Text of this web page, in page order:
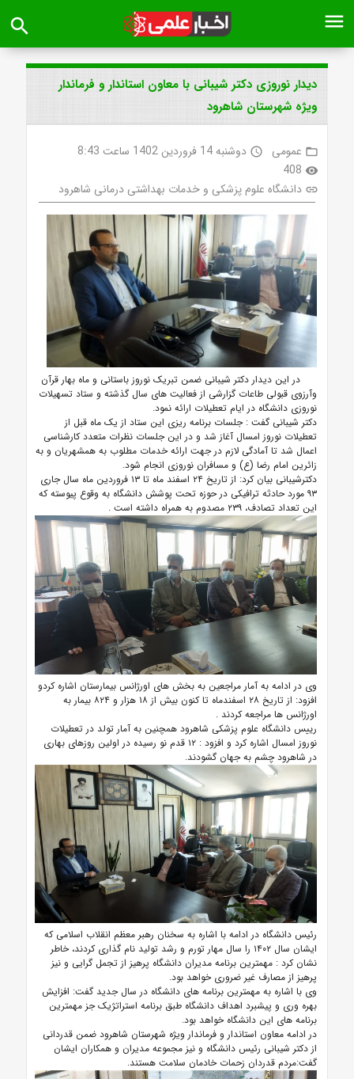
menu
search
دیدار نوروزی دکتر شیبانی با معاون استاندار و فرماندار
ویژه شهرستان شاهرود
folder_open عمومی access_time دوشنبه 14 فروردین 1402 ساعت 8:43
visibility
408
link دانشگاه علوم پزشکی و خدمات بهداشتی درمانی شاهرود
در این دیدار دکتر شیبانی ضمن تبریک نوروز باستانی و ماه بهار قرآن
وآرزوی قبولی طاعات گزارشی از فعالیت های سال گذشته و ستاد تسهیلات
نوروزی دانشگاه در ایام تعطیلات ارائه نمود.
دکتر شیبانی گفت : جلسات برنامه ریزی این ستاد از یک ماه قبل از
تعطیلات نوروز امسال آغاز شد و در این جلسات نظرات متعدد کارشناسی
اعمال شد تا آمادگی لازم در جهت ارائه خدمات مطلوب به همشهریان و به
زائرین امام رضا (ع) و مسافران نوروزی انجام شود.
دکترشیبانی بیان کرد: از تاریخ ۲۴ اسفند ماه تا
۱۳ فروردین ماه سال جاری
۹۳ مورد حادثه ترافیکی در حوزه تحت پوشش دانشگاه به وقوع پیوسته که
این تعداد تصادف، ۲۳۹ مصدوم به همراه داشته است .
وی در ادامه به آمار مراجعین به بخش های اورژانس بیمارستان اشاره کردو
افزود: از تاریخ ۲۸ اسفندماه تا کنون بیش از ۱۸ هزار و ۸۲۴ بیمار به
اورژانس ها مراجعه کردند .
رییس دانشگاه علوم پزشکی شاهرود همچنین به آمار تولد در تعطیلات
نوروز امسال اشاره کرد و افزود : ۱۲ قدم نو رسیده در اولین روزهای بهاری
در شاهرود چشم به جهان گشودند.
رئیس دانشگاه در ادامه با اشاره به سخنان رهبر معظم انقلاب اسلامی که
ایشان سال ۱۴۰۲ را سال مهار تورم و رشد تولید نام گذاری کردند، خاطر
نشان کرد : مهمترین برنامه مدیران دانشگاه پرهیز از تجمل گرایی و نیز
پرهیز از مصارف غیر ضروری خواهد بود.
وی با اشاره به مهمترین برنامه های دانشگاه در سال جدید گفت: افزایش
بهره وری و پیشبرد اهداف دانشگاه طبق برنامه استراتژیک جز مهمترین
برنامه های این دانشگاه خواهد بود.
در ادامه معاون استاندار و فرماندار ویژه شهرستان شاهرود ضمن قدردانی
از دکتر شیبانی رئیس دانشگاه و نیز مجموعه مدیران و همکاران ایشان
گفت:مردم قدردان زحمات خادمان سلامت هستند.